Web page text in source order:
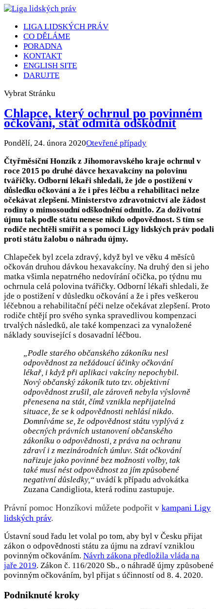
LIGA LIDSKÝCH PRÁV
CO DĚLÁME
PORADNA
KONTAKT
ENGLISH SITE
DARUJTE
Vybrat Stránku
Chlapce, který ochrnul po povinném
očkování, stát odmítá odškodnit
Pondělí, 24. února 2020Otevřené případy
Čtyřměsíční Honzík z Jihomoravského kraje ochrnul v
roce 2015 po druhé dávce hexavakcíny na polovinu
tvářičky. Odborní lékaři shledali, že jde o postižení v
důsledku očkování a že i přes léčbu a rehabilitaci nelze
očekávat zlepšení. Ministerstvo zdravotnictví ale žádost
rodiny o mimosoudní odškodnění odmítlo. Za doživotní
újmu tak podle státu nenese nikdo odpovědnost. S tím se
rodiče nechtěli smířit a s pomocí Ligy lidských práv podali
proti státu žalobu o náhradu újmy.
Chlapeček byl zcela zdravý, když byl ve věku 4 měsíců
očkován druhou dávkou hexavakcíny. Na druhý den si jeho
matka všimla nepatrného nedovírání očička, po týdnu mu
ochrnula celá polovina tvářičky. Odborní lékaři shledali, že
jde o postižení v důsledku očkování a že i přes veškerou
léčebnou a rehabilitační péči nelze očekávat zlepšení. Proto
rodiče chtějí pro svého synka spravedlivou kompenzaci
trvalých následků, ale také kompenzaci za vynaložené
náklady související s dosavadní léčbou.
„Podle starého občanského zákoníku nesl
odpovědnost za nežádoucí účinky očkování
lékař, i když při aplikaci vakcíny nepochybil.
Nový občanský zákoník tuto tzv. objektivní
odpovědnost zrušil, ale zároveň nebyla výslovně
přenesena na stát, čímž vznikla nepřijatelná
situace, že se k odpovědnosti nehlásí nikdo.
Domníváme se, že odpovědnost státu vyplývá z
obecných právních ustanovení občanského
zákoníku o odpovědnosti, z práva na ochranu
zdraví i z mezinárodních úmluv. Stát očkování
nařizuje jako povinné bez možnosti volby, tak
také musí nést odpovědnost za jím způsobené
negativní důsledky,“ uvádí k případu advokátka
Zuzana Candigliota, která rodinu zastupuje.
Právní pomoc Honzíkovi můžete podpořit v kampani Ligy
lidských práv.
Ústavní soud řadu let volal po tom, aby byl v Česku přijat
zákon o odpovědnosti státu za újmu na zdraví vzniklou
povinným očkováním. Návrh zákona předložila vláda na
jaře 2019. Zákon č. 116/2020 Sb., o náhradě újmy způsobené
povinným očkováním, byl přijat s účinností od 8. 4. 2020.
Podniknuté kroky